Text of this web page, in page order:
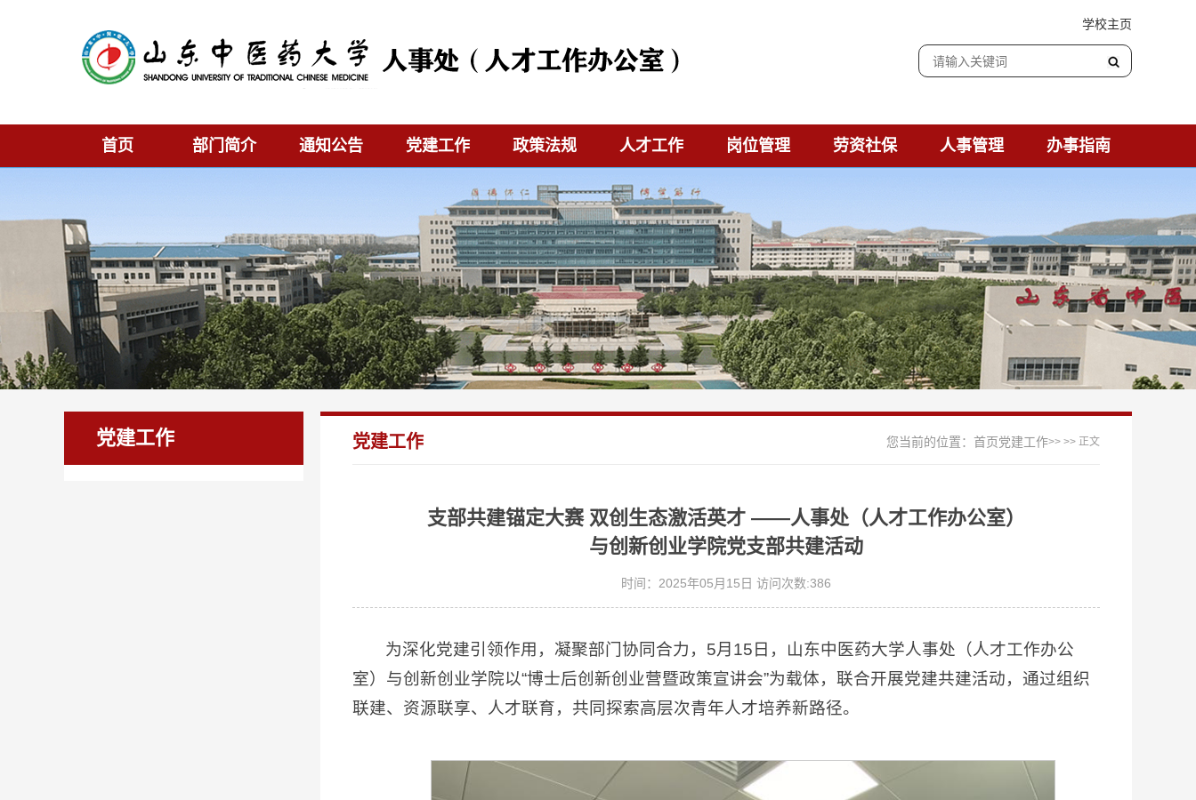
学校主页
首页 部门简介 通知公告 党建工作 政策法规 人才工作 岗位管理 劳资社保 人事管理 办事指南
党建工作 党建工作 您当前的位置： 首页 >>
党建工作 >> 正文
支部共建锚定大赛 双创生态激活英才​​ ​——人事处（人才工作办公室）
与创新创业学院党支部共建活动
时间：2025年05月15日 访问次数:386
为深化党建引领作用，凝聚部门协同合力，5月15日，山东中医药大学人事处（人才工作办公
室）与创新创业学院以“博士后创新创业营暨政策宣讲会”为载体，联合开展党建共建活动，通过组织
联建、资源联享、人才联育，共同探索高层次青年人才培养新路径。